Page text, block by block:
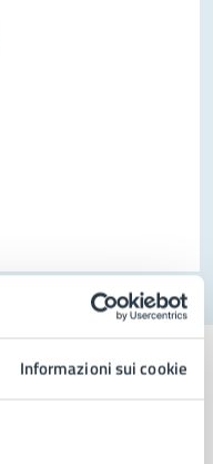
Informazioni sui cookie